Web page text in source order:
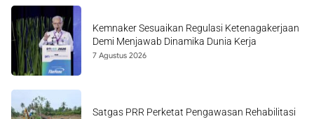
Kemnaker Sesuaikan Regulasi Ketenagakerjaan
Demi Menjawab Dinamika Dunia Kerja
7 Agustus 2026
Satgas PRR Perketat Pengawasan Rehabilitasi